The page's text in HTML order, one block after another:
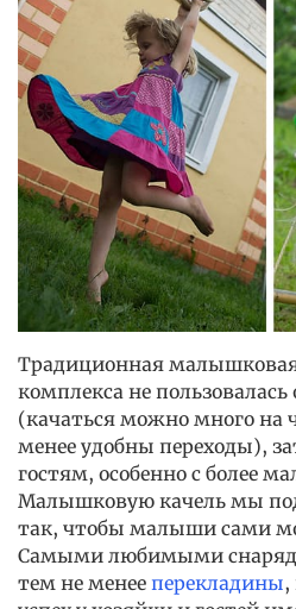
Традиционная малышковая
комплекса не
(качаться можно много на
менее удобны переходы),
гостям, особенно с более
Малышковую качель мы
так, чтобы малыши сами
Самыми любимыми
тем не менее перекладины,